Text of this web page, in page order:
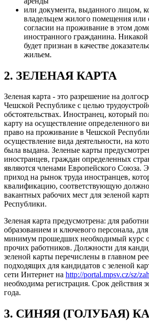
или документа, выданного лицом,
владельцем жилого помещения или
согласии на проживание в этом
иностранного гражданина.
будет признан в качестве
жильем.
2. ЗЕЛЕНАЯ КАРТА
Зеленая карта - это разрешение на
Чешской Республике с целью
обстоятельствах. Иностранец, который
карту на осуществление определенного
право на проживание в Чешской
осуществление вида деятельности, на
была выдана. Зеленые карты
иностранцев, граждан определенных
являются членами Европейского Союза.
приход на рынок труда иностранцев,
квалификацию, соответствующую
вакантных рабочих мест для зеленой
Республики.
Зеленая карта предусмотрена: для
образованием и ключевого персонала,
минимум прошедших необходимый курс
прочих работников. Должности для
зеленой карты перечислены в главном
подходящих для кандидатов с зеленой
сети Интернет на http://portal.mpsv.cz/sz/
необходима регистрация. Срок действия
года.
3. СИНЯЯ (ГОЛУБАЯ)